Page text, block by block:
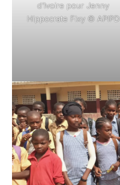
d’Ivoire pour Jenny
Hippocrate Fixy © APIPD